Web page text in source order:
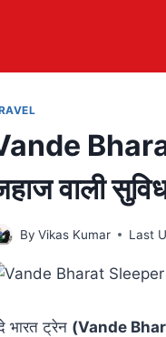
वाली
By Vikas Kumar Last
भारत ट्रेन (Vande